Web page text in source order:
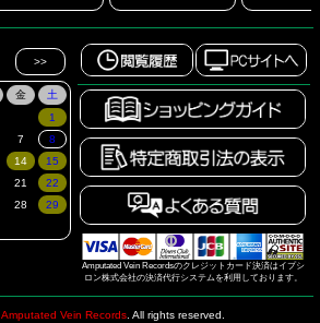
Amputated Vein Recordsのクレジットカード決済はイプシ
ロン株式会社の決済代行システムを利用しております。
Amputated Vein Records All rights reserved.